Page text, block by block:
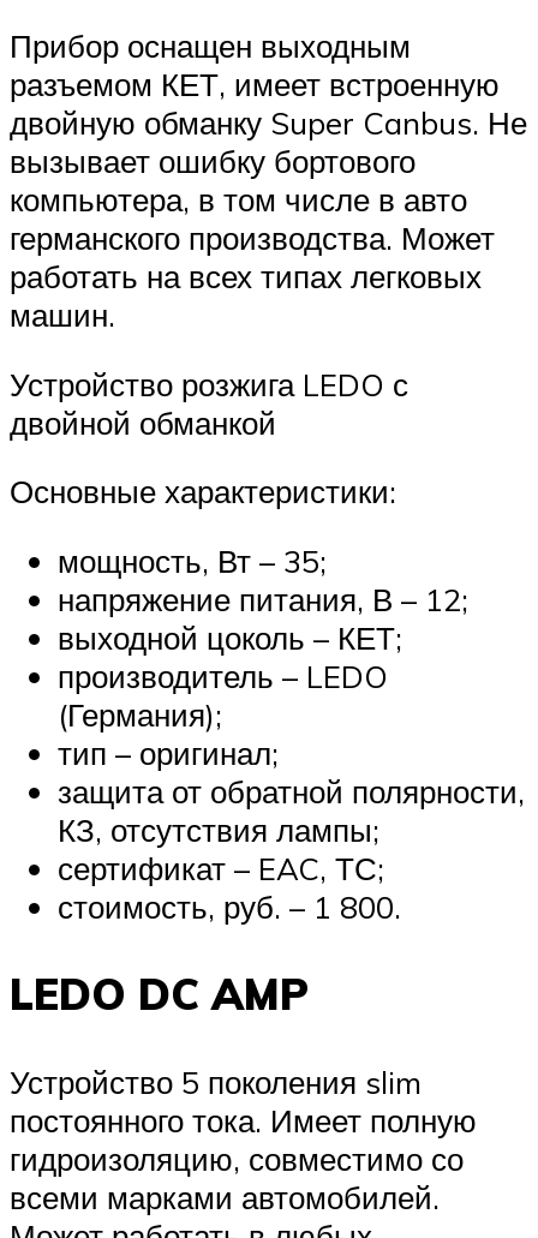
Прибор оснащен выходным
разъемом КЕТ, имеет встроенную
двойную обманку Super Canbus. Не
вызывает ошибку бортового
компьютера, в том числе в авто
германского производства. Может
работать на всех типах легковых
машин.
Устройство розжига LEDO с
двойной обманкой
Основные характеристики:
мощность, Вт – 35;
напряжение питания, В – 12;
выходной цоколь – КЕТ;
производитель – LEDO
(Германия);
тип – оригинал;
защита от обратной полярности,
КЗ, отсутствия лампы;
сертификат – EAC, ТС;
стоимость, руб. – 1 800.
LEDO DC AMP
Устройство 5 поколения slim
постоянного тока. Имеет полную
гидроизоляцию, совместимо со
всеми марками автомобилей.